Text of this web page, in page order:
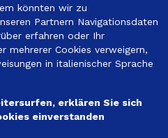
könnten wir zu
Partnern Navigationsdaten
erfahren oder Ihr
mehrerer Cookies verweigern,
in italienischer Sprache
erklären Sie sich
einverstanden